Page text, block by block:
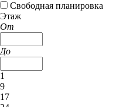
Свободная планировка
Этаж
От
До
1
9
17